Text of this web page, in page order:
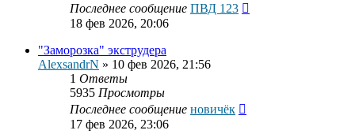
Последнее сообщение ПВД 123
18 фев 2026, 20:06
"Заморозка" экструдера
AlexsandrN » 10 фев 2026, 21:56
1 Ответы
5935 Просмотры
Последнее сообщение новичёк
17 фев 2026, 23:06